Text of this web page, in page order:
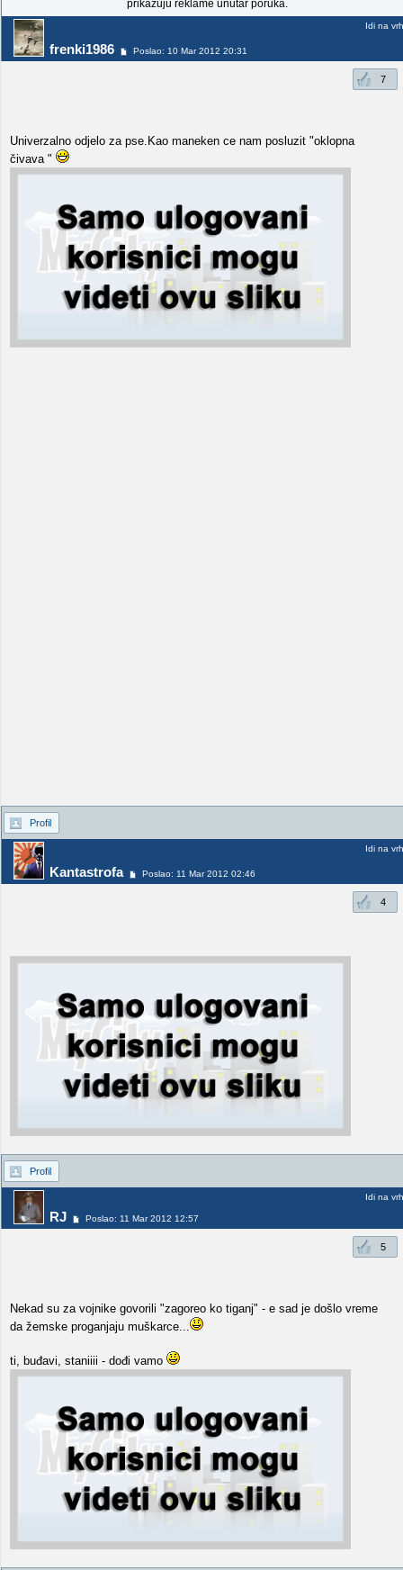
prikazuju reklame unutar poruka.
frenki1986 Poslao: 10 Mar 2012 20:31
Idi na vrh
7
Univerzalno odjelo za pse.Kao maneken ce nam posluzit "oklopna
čivava "
Profil
Kantastrofa Poslao: 11 Mar 2012 02:46
Idi na vrh
4
Profil
RJ Poslao: 11 Mar 2012 12:57
Idi na vrh
5
Nekad su za vojnike govorili "zagoreo ko tiganj" - e sad je došlo vreme
da žemske proganjaju muškarce...
ti, buđavi, staniiii - dođi vamo